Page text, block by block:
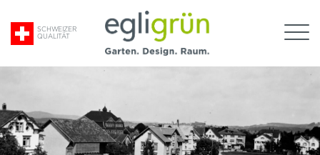
SCHWEIZER
QUALITÄT
Grün